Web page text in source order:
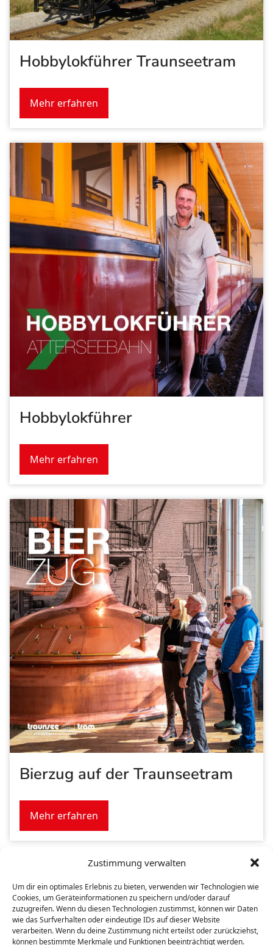
Zustimmung verwalten
Um dir ein optimales Erlebnis zu bieten, verwenden wir Technologien wie
Cookies, um Geräteinformationen zu speichern und/oder darauf
zuzugreifen. Wenn du diesen Technologien zustimmst, können wir Daten
wie das Surfverhalten oder eindeutige IDs auf dieser Website
verarbeiten. Wenn du deine Zustimmung nicht erteilst oder zurückziehst,
können bestimmte Merkmale und Funktionen beeinträchtigt werden.
Hobbylokführer Traunseetram
Mehr erfahren
Hobbylokführer
Mehr erfahren
Bierzug auf der Traunseetram
Mehr erfahren
WIR BEWEGENMENSCHEN
BahnBusWerkstättenUnternehmenKarriere
Kontakt